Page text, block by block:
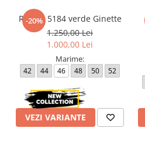
-20%
Rochie 5184 verde Ginette
1.250,00 Lei
1.000,00 Lei
Marime:
42 44 46 48 50 52
VEZI VARIANTE